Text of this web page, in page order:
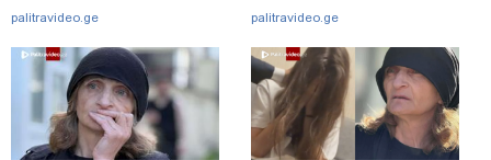
რა ინფორმაციას ავრცელებს
palitravideo.ge
palitravideo.ge